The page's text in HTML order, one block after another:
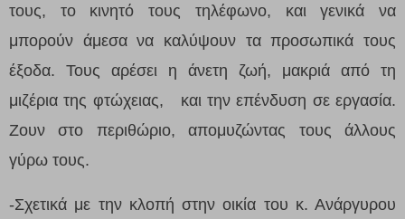
τους, το κινητό τους τηλέφωνο, και γενικά να
μπορούν άμεσα να καλύψουν τα προσωπικά τους
έξοδα. Τους αρέσει η άνετη ζωή, μακριά από τη
μιζέρια της φτώχειας, και την επένδυση σε εργασία.
Ζουν στο περιθώριο, απομυζώντας τους άλλους
γύρω τους.
-Σχετικά με την κλοπή στην οικία του κ. Ανάργυρου